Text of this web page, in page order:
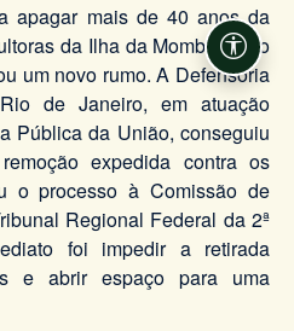
apagar mais de 40 anos da
da Ilha da Mombaça, no
um novo rumo. A Defensoria
de Janeiro, em atuação
Pública da União, conseguiu
expedida contra os
o processo à Comissão de
Regional Federal da 2ª
foi impedir a retirada
e abrir espaço para uma